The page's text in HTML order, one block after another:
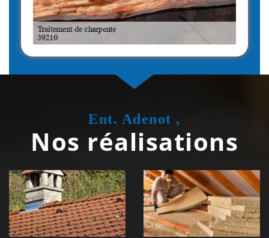
Ent. Adenot ,
Nos réalisations
Couvreur
zingueur 39
Jura
Isolation de
toiture 39
Jura